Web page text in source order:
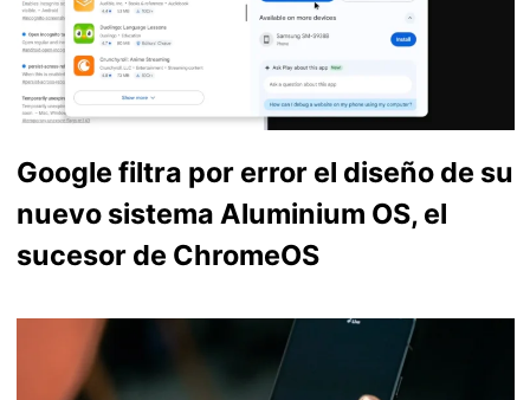
Google filtra por error el diseño de su
nuevo sistema Aluminium OS, el
sucesor de ChromeOS